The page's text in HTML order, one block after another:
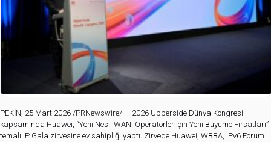
PEKİN, 25 Mart 2026 /PRNewswire/ — 2026 Upperside Dünya Kongresi
kapsamında Huawei, “Yeni Nesil WAN: Operatörler için Yeni Büyüme Fırsatları”
temalı IP Gala zirvesine ev sahipliği yaptı. Zirvede Huawei, WBBA, IPv6 Forum